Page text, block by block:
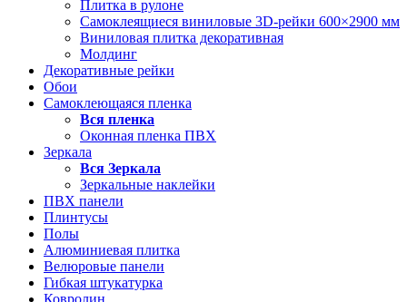
Плитка в рулоне
Самоклеящиеся виниловые 3D‑рейки 600×2900 мм
Виниловая плитка декоративная
Молдинг
Декоративные рейки
Обои
Самоклеющаяся пленка
Вся пленка
Оконная пленка ПВХ
Зеркала
Вся Зеркала
Зеркальные наклейки
ПВХ панели
Плинтусы
Полы
Алюминиевая плитка
Велюровые панели
Гибкая штукатурка
Ковролин